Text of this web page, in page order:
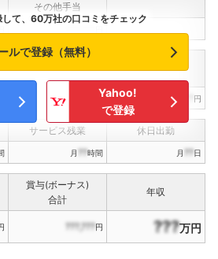
その他手当
インセンティブ賞与
決算賞与
???,??? 円 ???,??? 円
サービス残業 休日出勤
月 ??時間 月 ??日
賞与(ボーナス)
合計
年収
???,???円 ???万円
して、60万社の口コミをチェック
ルで登録（無料）
Yahoo!
で登録